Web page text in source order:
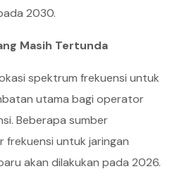
2030.
Masih Tertunda
spektrum frekuensi untuk
utama bagi operator
Beberapa sumber
untuk jaringan
akan dilakukan pada 2026.